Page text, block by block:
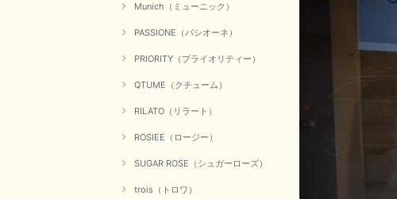
Munich（ミューニック）
PASSIONE（パシオーネ）
PRIORITY（プライオリティー）
QTUME（クチューム）
RILATO（リラート）
ROSIEE（ロージー）
SUGAR ROSE（シュガーローズ）
trois（トロワ）